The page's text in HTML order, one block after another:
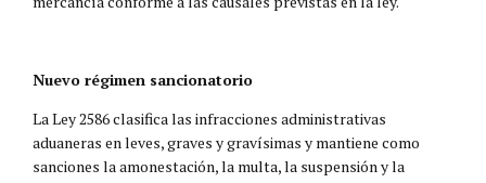
Nuevo régimen sancionatorio
La Ley 2586 clasifica las infracciones administrativas
aduaneras en leves, graves y gravísimas y mantiene como
sanciones la amonestación, la multa, la suspensión y la